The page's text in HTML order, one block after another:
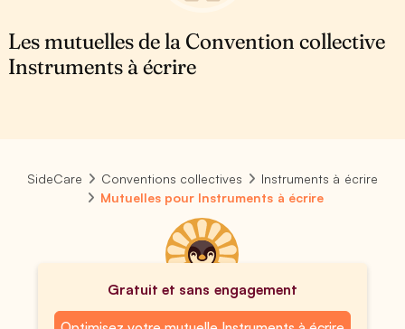
Les mutuelles de la Convention collective
Instruments à écrire
SideCare Conventions collectives
Instruments à écrire
Mutuelles pour Instruments à écrire
Gratuit et sans engagement